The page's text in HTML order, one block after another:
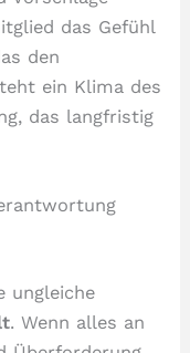
das Gefühl
den
ein Klima des
das langfristig
ungleiche
. Wenn alles an